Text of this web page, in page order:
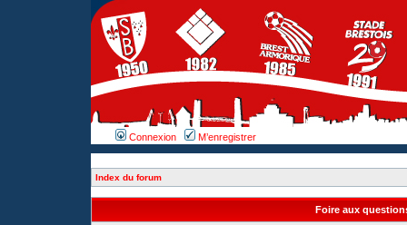
Connexion M’enregistrer
Index du forum
Foire aux